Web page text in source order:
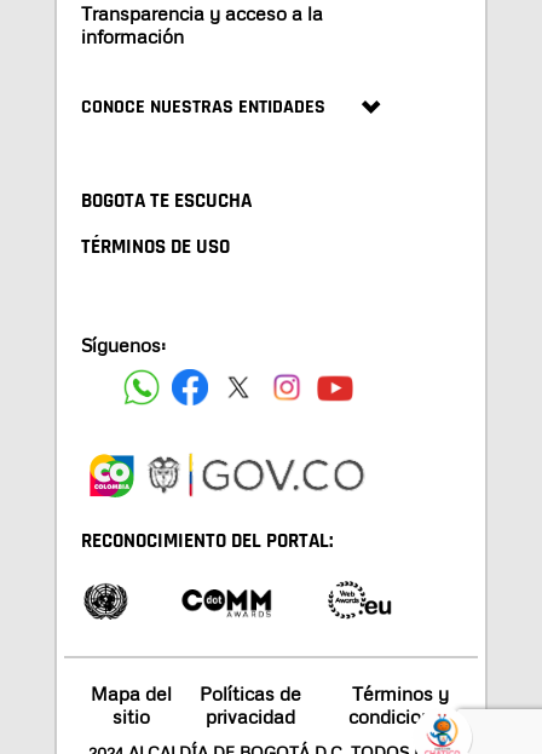
Transparencia y acceso a la
información
CONOCE NUESTRAS ENTIDADES
BOGOTA TE ESCUCHA
TÉRMINOS DE USO
Síguenos:
RECONOCIMIENTO DEL PORTAL:
Mapa del
sitio
Políticas de
privacidad
Términos y
condiciones